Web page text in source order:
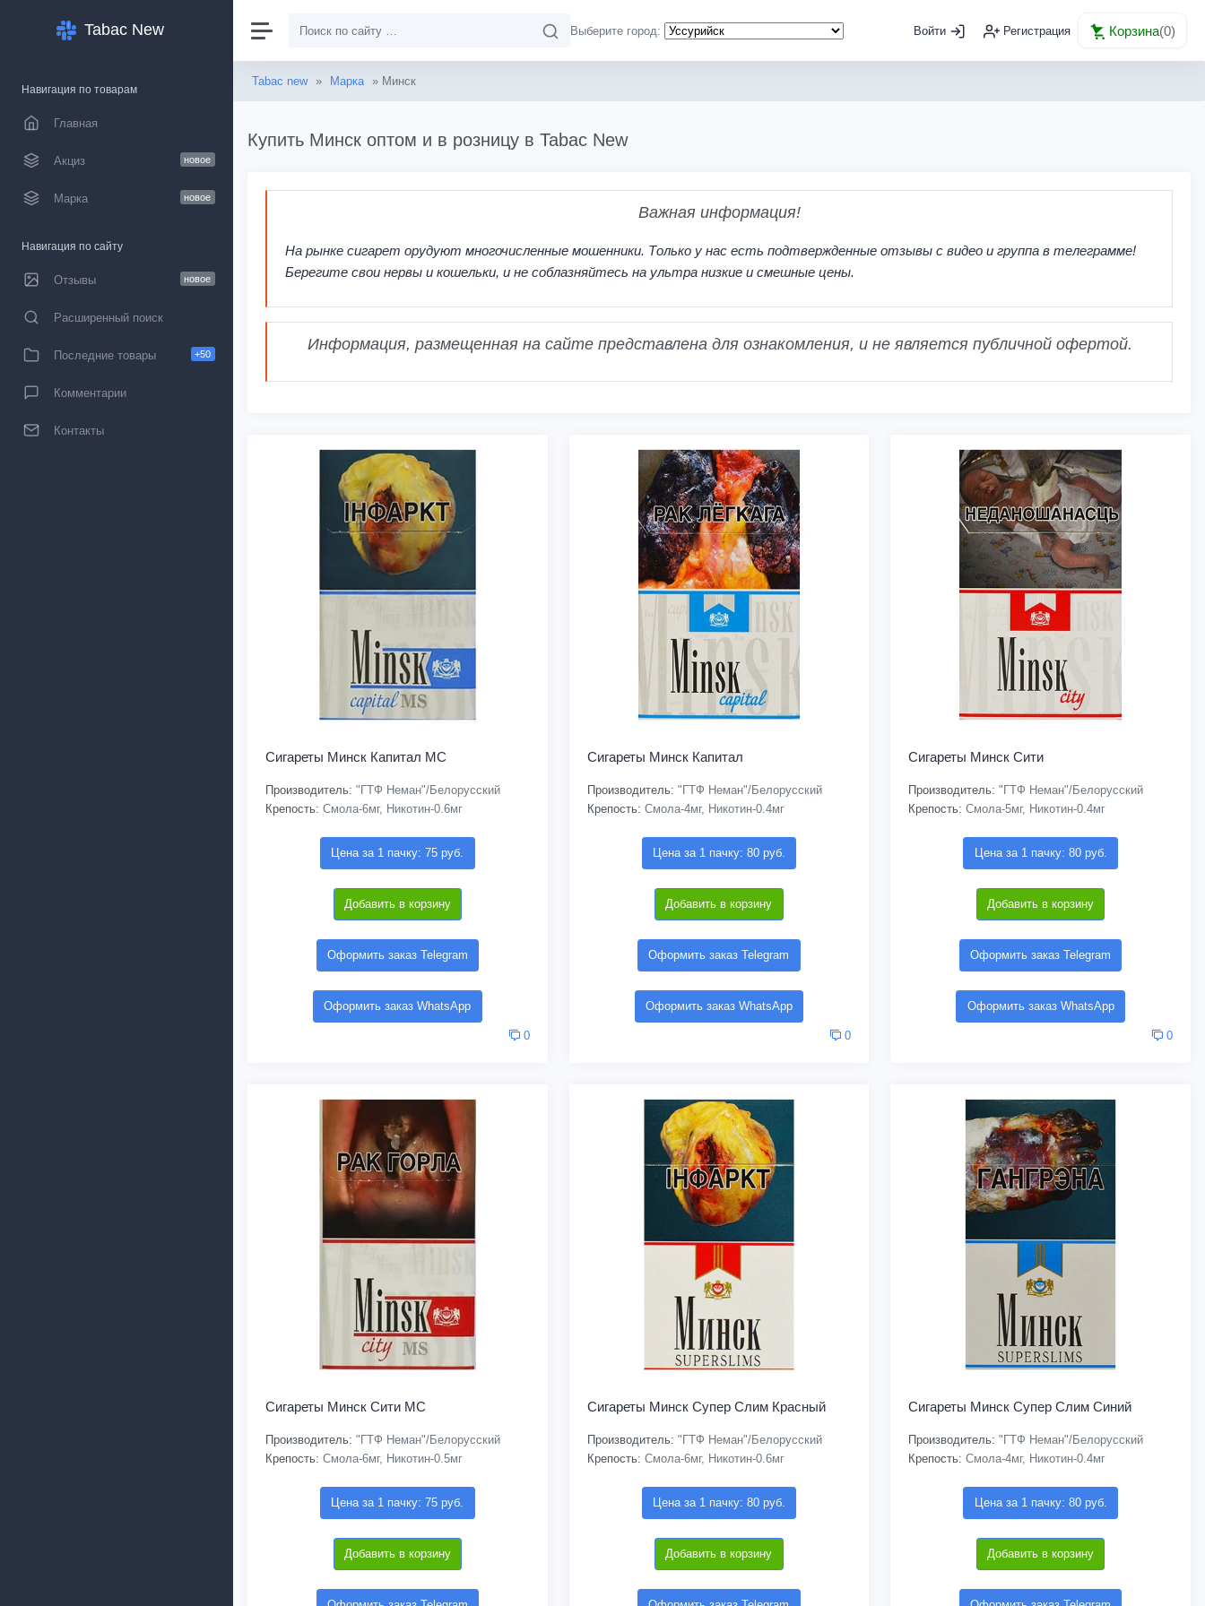
Tabac New
Навигация по товарам
Главная
Акциз новое
Марка новое
Навигация по сайту
Отзывы новое
Расширенный поиск
Последние товары +50
Комментарии
Контакты
Выберите город: Войти Регистрация Корзина(0)
Tabac new » Марка » Минск
Купить Минск оптом и в розницу в Tabac New
Важная информация!
На рынке сигарет орудуют многочисленные мошенники. Только у нас есть подтвержденные отзывы с видео и группа в телеграмме!
Берегите свои нервы и кошельки, и не соблазняйтесь на ультра низкие и смешные цены.
Информация, размещенная на сайте представлена для ознакомления, и не является публичной офертой.
Сигареты Минск Капитал МС
Производитель: "ГТФ Неман"/Белорусский
Крепость: Смола-6мг, Никотин-0.6мг
Цена за 1 пачку: 75 руб.
Добавить в корзину
Оформить заказ Telegram
Оформить заказ WhatsApp
0
Сигареты Минск Капитал
Производитель: "ГТФ Неман"/Белорусский
Крепость: Смола-4мг, Никотин-0.4мг
Цена за 1 пачку: 80 руб.
Добавить в корзину
Оформить заказ Telegram
Оформить заказ WhatsApp
0
Сигареты Минск Сити
Производитель: "ГТФ Неман"/Белорусский
Крепость: Смола-5мг, Никотин-0.4мг
Цена за 1 пачку: 80 руб.
Добавить в корзину
Оформить заказ Telegram
Оформить заказ WhatsApp
0
Сигареты Минск Сити МС
Производитель: "ГТФ Неман"/Белорусский
Крепость: Смола-6мг, Никотин-0.5мг
Цена за 1 пачку: 75 руб.
Добавить в корзину
Сигареты Минск Супер Слим Красный
Производитель: "ГТФ Неман"/Белорусский
Крепость: Смола-6мг, Никотин-0.6мг
Цена за 1 пачку: 80 руб.
Добавить в корзину
Сигареты Минск Супер Слим Синий
Производитель: "ГТФ Неман"/Белорусский
Крепость: Смола-4мг, Никотин-0.4мг
Цена за 1 пачку: 80 руб.
Добавить в корзину